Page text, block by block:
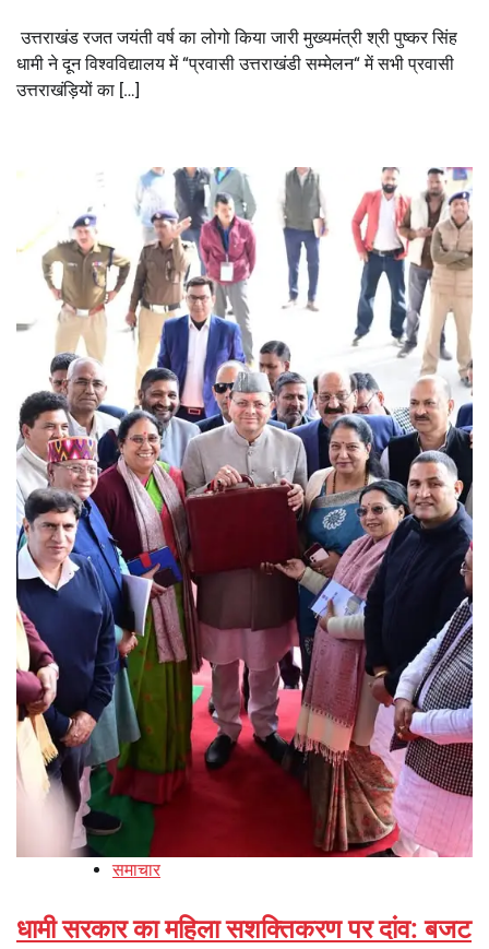
उत्तराखंड रजत जयंती वर्ष का लोगो किया जारी मुख्यमंत्री श्री पुष्कर सिंह
धामी ने दून विश्वविद्यालय में “प्रवासी उत्तराखंडी सम्मेलन“ में सभी प्रवासी
उत्तराखंड़ियों का […]
समाचार
धामी सरकार का महिला सशक्तिकरण पर दांव: बजट